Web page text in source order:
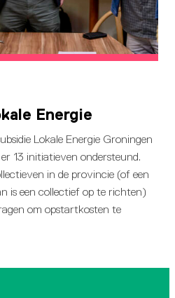
Energie
Lokale Energie Groningen
13 initiatieven ondersteund.
in de provincie (of een
is een collectief op te richten)
om opstartkosten te